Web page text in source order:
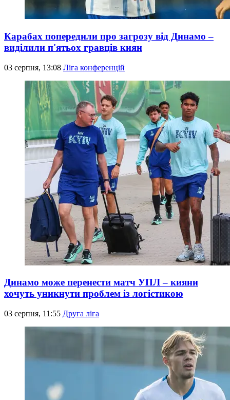
Карабах попередили про загрозу від Динамо –
виділили п'ятьох гравців киян
03 серпня, 13:08 Ліга конференцій
Динамо може перенести матч УПЛ – кияни
хочуть уникнути проблем із логістикою
03 серпня, 11:55 Друга ліга